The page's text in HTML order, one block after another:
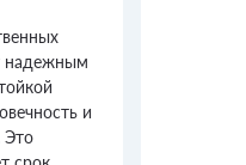
надежным
и
Это